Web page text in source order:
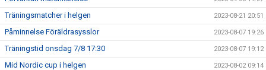
Träningsmatcher i helgen 2023-08-21 20:51
Påminnelse Föräldrasysslor 2023-08-07 19:26
Träningstid onsdag 7/8 17:30 2023-08-07 19:12
Mid Nordic cup i helgen 2023-08-02 09:14